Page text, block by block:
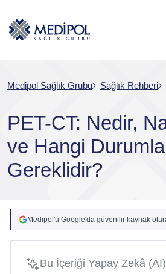
Medipol Sağlık Grubu Sağlık Rehberi
PET-CT: Nedir,
ve Hangi
Gereklidir?
Medipol'ü Google'da güvenilir kaynak
Bu İçeriği Yapay Zekâ